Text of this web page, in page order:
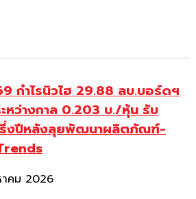
กำไรนิวไฮ 29.88 ลบ.บอร์ดฯ
ะหว่างกาล 0.203 บ./หุ้น รับ
งปีหลังลุยพัฒนาผลิตภัณฑ์-
คม 2026